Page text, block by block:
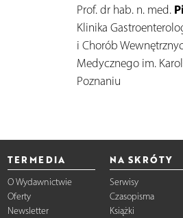
Prof. dr hab. n. med.
Klinika
i Chorób
Medycznego im.
Poznaniu
TERMEDIA
O Wydawnictwie
Oferty
Newsletter
NA SKRÓTY
Serwisy
Czasopisma
Książki